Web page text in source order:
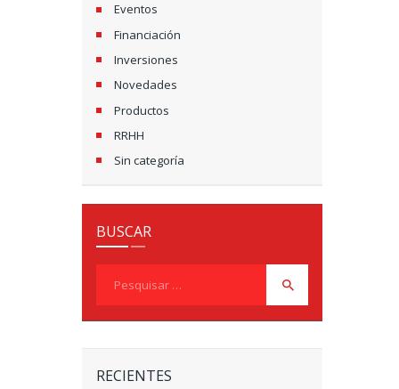
Eventos
Financiación
Inversiones
Novedades
Productos
RRHH
Sin categoría
BUSCAR
RECIENTES